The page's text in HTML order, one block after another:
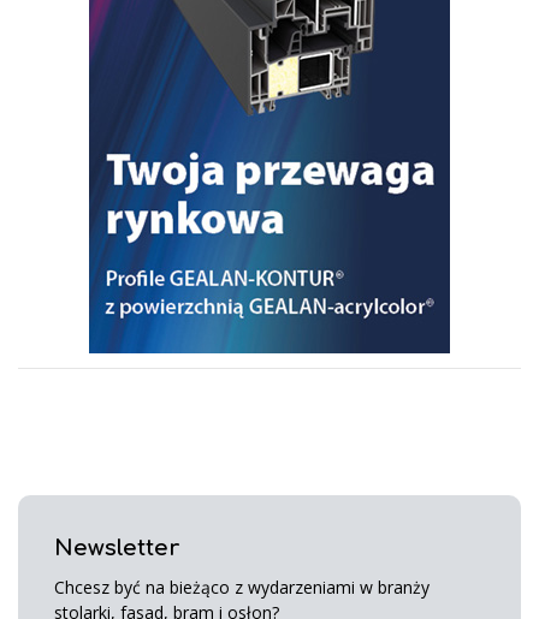
Newsletter
Chcesz być na bieżąco z wydarzeniami w branży
stolarki, fasad, bram i osłon?